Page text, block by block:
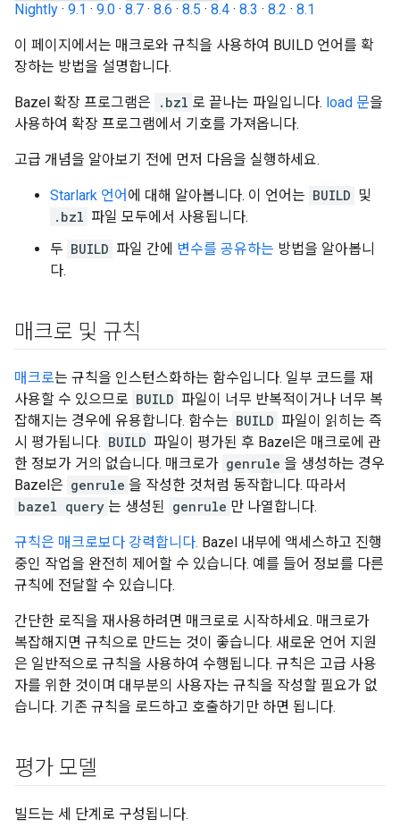
Nightly · 9.1 · 9.0 · 8.7 · 8.6 · 8.5 · 8.4 · 8.3 · 8.2 · 8.1
이 페이지에서는 매크로와 규칙을 사용하여 BUILD 언어를 확
장하는 방법을 설명합니다.
Bazel 확장 프로그램은 .bzl 로 끝나는 파일입니다. load 문을
사용하여 확장 프로그램에서 기호를 가져옵니다.
고급 개념을 알아보기 전에 먼저 다음을 실행하세요.
Starlark 언어 에 대해 알아봅니다. 이 언어는 BUILD 및
.bzl 파일 모두에서 사용됩니다.
두 BUILD 파일 간에 변수를 공유하는 방법을 알아봅니
다.
매크로 및 규칙
매크로는 규칙을 인스턴스화하는 함수입니다. 일부 코드를 재
사용할 수 있으므로 BUILD 파일이 너무 반복적이거나 너무 복
잡해지는 경우에 유용합니다. 함수는 BUILD 파일이 읽히는 즉
시 평가됩니다. BUILD 파일이 평가된 후 Bazel은 매크로에 관
한 정보가 거의 없습니다. 매크로가 genrule 을 생성하는 경우
Bazel은 genrule 을 작성한 것처럼 동작합니다. 따라서
bazel query 는 생성된 genrule 만 나열합니다.
규칙은 매크로보다 강력합니다. Bazel 내부에 액세스하고 진행
중인 작업을 완전히 제어할 수 있습니다. 예를 들어 정보를 다른
규칙에 전달할 수 있습니다.
간단한 로직을 재사용하려면 매크로로 시작하세요. 매크로가
복잡해지면 규칙으로 만드는 것이 좋습니다. 새로운 언어 지원
은 일반적으로 규칙을 사용하여 수행됩니다. 규칙은 고급 사용
자를 위한 것이며 대부분의 사용자는 규칙을 작성할 필요가 없
습니다. 기존 규칙을 로드하고 호출하기만 하면 됩니다.
평가 모델
빌드는 세 단계로 구성됩니다.